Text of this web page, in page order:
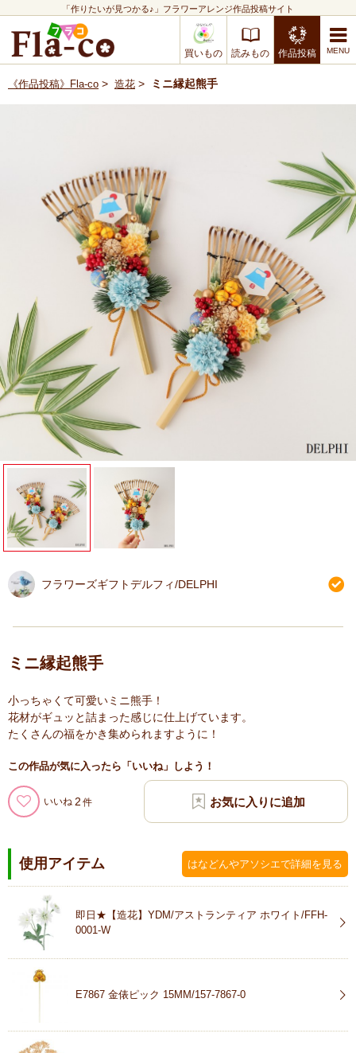
「作りたいが見つかる♪」フラワーアレンジ作品投稿サイト
買いもの 読みもの 作品投稿
《作品投稿》Fla-co > 造花 > ミニ縁起熊手
フラワーズギフトデルフィ/DELPHI
ミニ縁起熊手
小っちゃくて可愛いミニ熊手！
花材がギュッと詰まった感じに仕上げています。
たくさんの福をかき集められますように！
この作品が気に入ったら「いいね」しよう！
いいね 2
使用アイテム はなどんやアソシエで詳細を見る
即日★【造花】YDM/アストランティア ホワイト/FFH-
0001-W
E7867 金俵ピック 15MM/157-7867-0